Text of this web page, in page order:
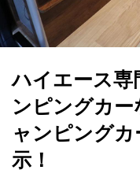
ハイエース専
ンピングカ
ャンピング
示！